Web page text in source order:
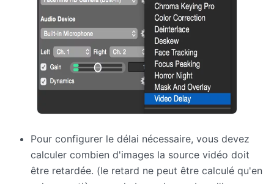
Pour configurer le délai nécessaire, vous devez
calculer combien d'images la source vidéo doit
être retardée. (le retard ne peut être calculé qu'en